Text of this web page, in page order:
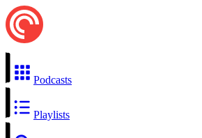
Podcasts
Playlists